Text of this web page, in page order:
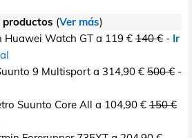
(Ver más)
Huawei Watch GT a 119 € 140 € - Ir
9 Multisport a 314,90 € 500 € -
Suunto Core All a 104,90 € 150 €